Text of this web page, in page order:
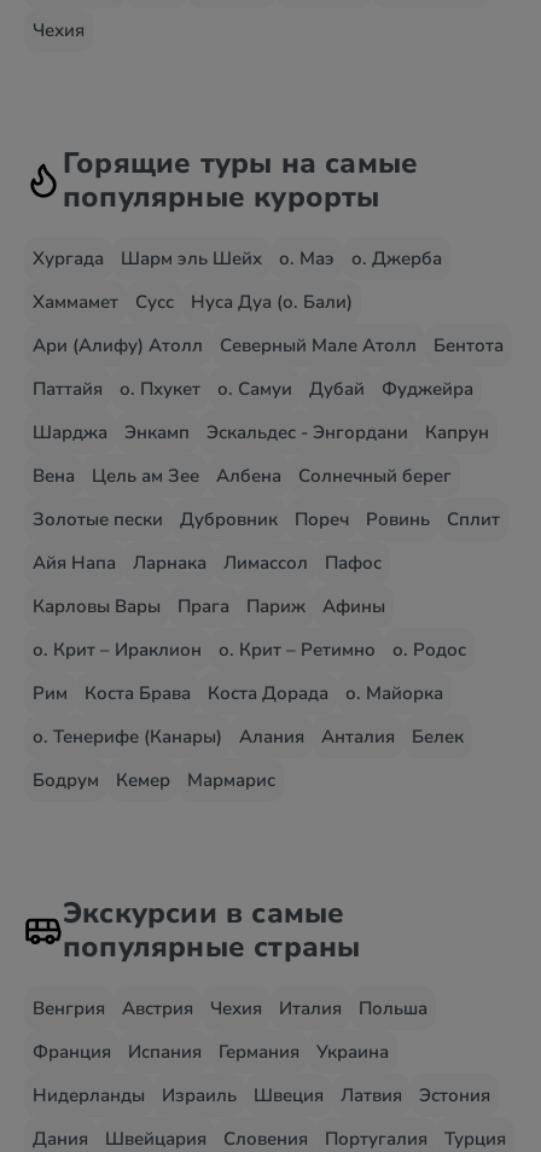
Чехия
Горящие туры на самые
популярные курорты
Хургада Шарм эль Шейх о. Маэ
о. Джерба
Хаммамет
Сусс
Нуса Дуа (о. Бали)
Ари (Алифу) Атолл
Северный Мале Атолл
Бентота
Паттайя
о. Пхукет о. Самуи Дубай
Фуджейра
Шарджа
Энкамп Эскальдес - Энгордани
Капрун
Вена
Цель ам Зее Албена
Солнечный берег
Золотые пески
Дубровник Пореч Ровинь
Сплит
Айя Напа
Ларнака Лимассол
Пафос
Карловы Вары
Прага Париж
Афины
о. Крит – Ираклион
о. Крит – Ретимно
о. Родос
Рим
Коста Брава Коста Дорада
о. Майорка
о. Тенерифе (Канары)
Алания Анталия
Белек
Бодрум
Кемер Мармарис
Экскурсии в самые
популярные страны
Венгрия Австрия Чехия Италия
Польша
Франция
Испания Германия
Украина
Нидерланды
Израиль Швеция Латвия
Эстония
Дания
Швейцария Словения Португалия
Турция